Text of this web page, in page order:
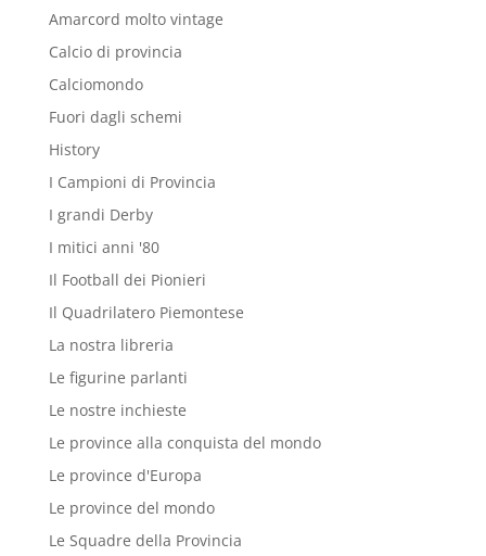
Amarcord molto vintage
Calcio di provincia
Calciomondo
Fuori dagli schemi
History
I Campioni di Provincia
I grandi Derby
I mitici anni '80
Il Football dei Pionieri
Il Quadrilatero Piemontese
La nostra libreria
Le figurine parlanti
Le nostre inchieste
Le province alla conquista del mondo
Le province d'Europa
Le province del mondo
Le Squadre della Provincia